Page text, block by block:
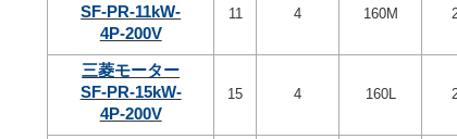
SF-PR-11kW-
4P-200V
11 4 160M
三菱モーター
SF-PR-15kW-
4P-200V
15 4 160L